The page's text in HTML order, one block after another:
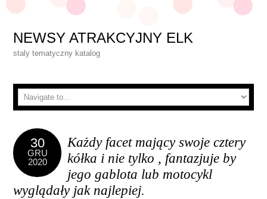
NEWSY ATRAKCYJNY ELK
staly tematyczny katalog
30
GRU
2020
Każdy facet mający swoje cztery
kółka i nie tylko , fantazjuje by
jego gablota lub motocykl
wyglądały jak najlepiej.